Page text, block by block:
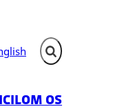
Fold søgefelt ud
Om os